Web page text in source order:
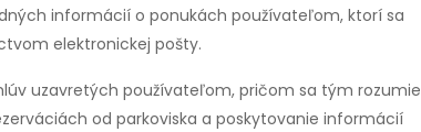
informácií o ponukách používateľom, ktorí sa
elektronickej pošty.
uzavretých používateľom, pričom sa tým rozumie
od parkoviska a poskytovanie informácií